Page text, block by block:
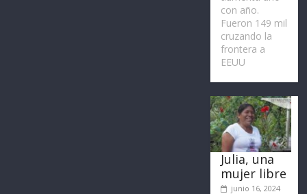
con año.
Fueron 149 mil
cruzando la
frontera a
EEUU
Julia, una
mujer libre
junio 16, 2024